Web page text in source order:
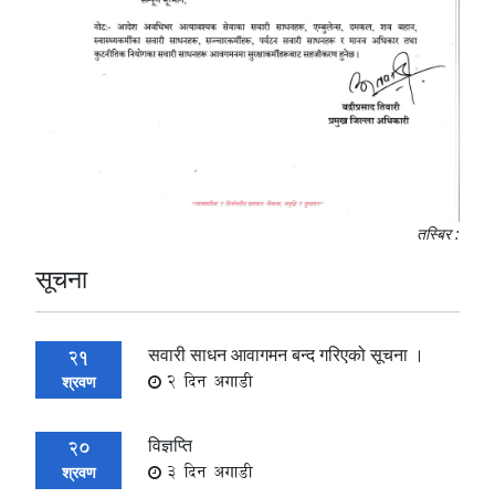
तस्बिर :
सूचना
21
श्रवण
सवारी साधन आवागमन बन्द गरिएको सूचना ।
2 दिन अगाडी
20
श्रवण
विज्ञप्ति
3 दिन अगाडी